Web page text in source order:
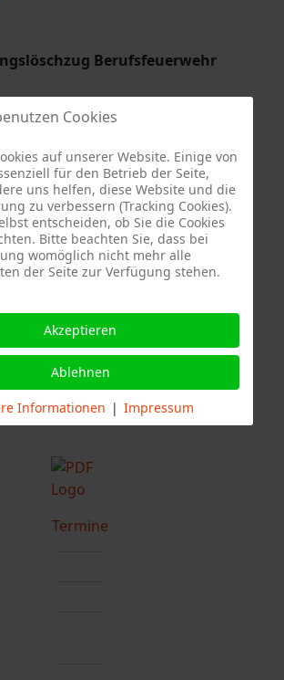
Berufsfeuerwehr
Stuttgart Abteilung Stammheim, Branddirektion
Termine
Cookies
auf unserer Website. Einige von
für den Betrieb der Seite,
uns helfen, diese Website und die
zu verbessern (Tracking Cookies).
entscheiden, ob Sie die Cookies
Bitte beachten Sie, dass bei
womöglich nicht mehr alle
der Seite zur Verfügung stehen.
Akzeptieren
Ablehnen
Informationen | Impressum